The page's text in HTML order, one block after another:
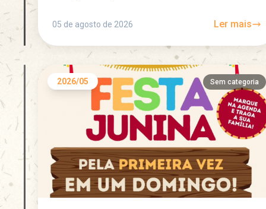
05 de agosto de 2026 Ler mais
2026/05 Sem categoria